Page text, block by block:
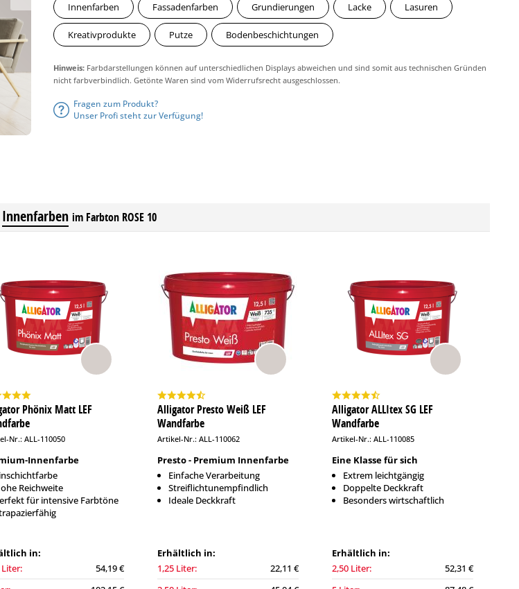
Innenfarben
Fassadenfarben Grundierungen Lacke Lasuren
Kreativprodukte Putze Bodenbeschichtungen
Hinweis: Farbdarstellungen können auf unterschiedlichen Displays abweichen und sind somit aus technischen Gründen
nicht farbverbindlich. Getönte Waren sind vom Widerrufsrecht ausgeschlossen.
Fragen zum Produkt?
Unser Profi steht zur Verfügung!
Innenfarben im Farbton ROSE 10
Phönix Matt LEF
Nr.: ALL-110050
Innenfarbe
Reichweite
für intensive Farbtöne
in:
Liter:
54,19 €
Alligator Presto Weiß LEF
Wandfarbe
Artikel-Nr.: ALL-110062
Presto - Premium Innenfarbe
Einfache Verarbeitung
Streiflichtunempfindlich
Ideale Deckkraft
Erhältlich in:
1,25 Liter:
22,11 €
Alligator ALLItex SG LEF
Wandfarbe
Artikel-Nr.: ALL-110085
Eine Klasse für sich
Extrem leichtgängig
Doppelte Deckkraft
Besonders wirtschaftlich
Erhältlich in:
2,50 Liter:
52,31 €